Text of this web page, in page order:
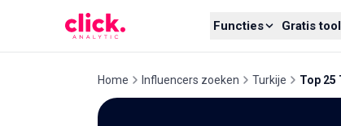
Functies Gratis
Home Influencers zoeken Turkije Top 25